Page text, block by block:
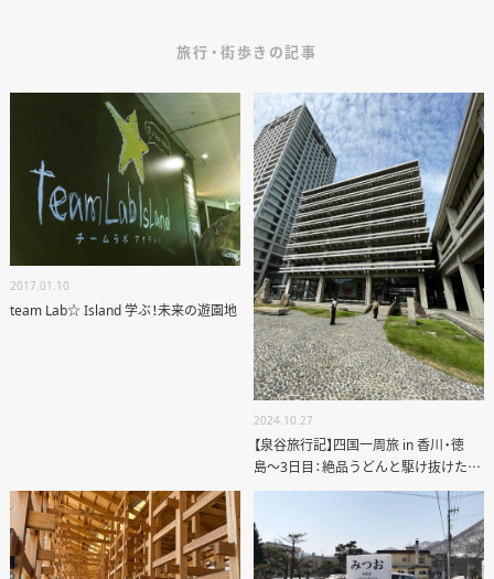
旅行・街歩きの記事
2017.01.10
team Lab☆ Island 学ぶ！未来の遊園地
2024.10.27
【泉谷旅行記】四国一周旅 in 香川・徳
島〜3日目：絶品うどんと駆け抜けた大
塚国際美術館〜